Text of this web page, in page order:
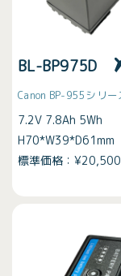
BL-BP975D
Canon BP-955シリー
7.2V 7.8Ah 5Wh
標準価格：